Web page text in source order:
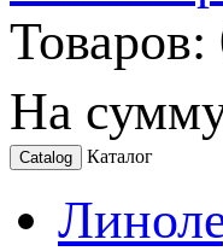
Товаров:
На
Catalog Каталог